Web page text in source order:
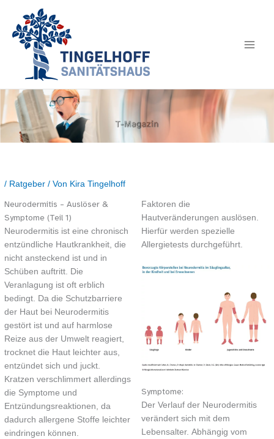
/ Ratgeber / Von Kira Tingelhoff
Neurodermitis – Auslöser &
Symptome (Teil 1)
Neurodermitis ist eine chronisch
entzündliche Hautkrankheit, die
nicht ansteckend ist und in
Schüben auftritt. Die
Veranlagung ist oft erblich
bedingt. Da die Schutzbarriere
der Haut bei Neurodermitis
gestört ist und auf harmlose
Reize aus der Umwelt reagiert,
trocknet die Haut leichter aus,
entzündet sich und juckt.
Kratzen verschlimmert allerdings
die Symptome und
Entzündungsreaktionen, da
dadurch allergene Stoffe leichter
eindringen können.
Faktoren die
Hautveränderungen auslösen.
Hierfür werden spezielle
Allergietests durchgeführt.
Symptome:
Der Verlauf der Neurodermitis
verändert sich mit dem
Lebensalter. Abhängig vom